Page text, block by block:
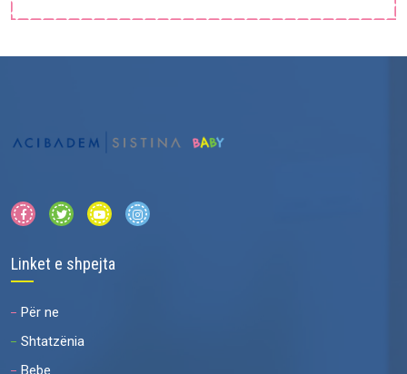
Linket e shpejta
Për ne
Shtatzënia